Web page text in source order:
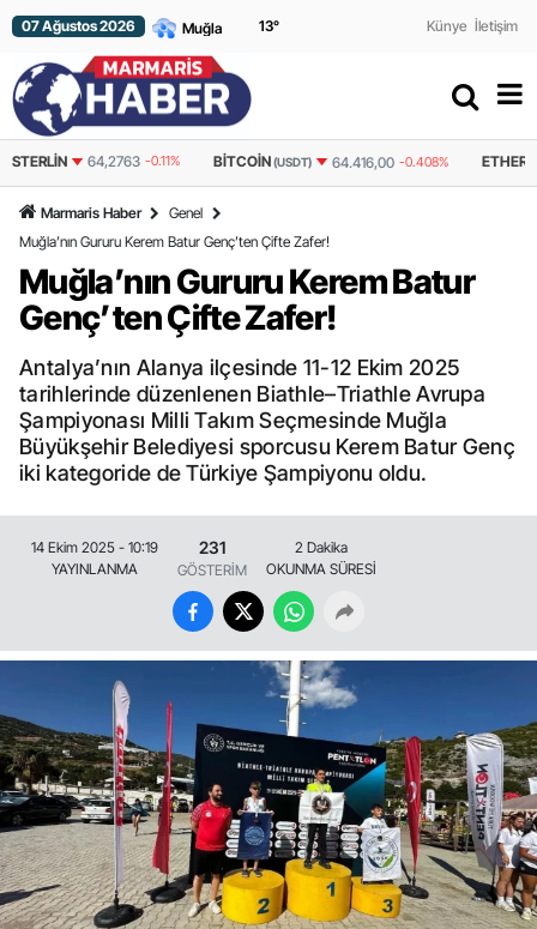
07 Ağustos 2026 13° Künye İletişim
STERLIN 64,2763 -0.11% BITCOIN(USDT) 64.416,00 -0.408%
Marmaris Haber
Genel
Muğla’nın Gururu Kerem Batur Genç’ten Çifte Zafer!
Muğla’nın Gururu Kerem Batur
Genç’ten Çifte Zafer!
Antalya’nın Alanya ilçesinde 11-12 Ekim 2025
tarihlerinde düzenlenen Biathle–Triathle Avrupa
Şampiyonası Milli Takım Seçmesinde Muğla
Büyükşehir Belediyesi sporcusu Kerem Batur Genç
iki kategoride de Türkiye Şampiyonu oldu.
14 Ekim 2025 - 10:19
YAYINLANMA
231
GÖSTERİM
2 Dakika
OKUNMA SÜRESİ